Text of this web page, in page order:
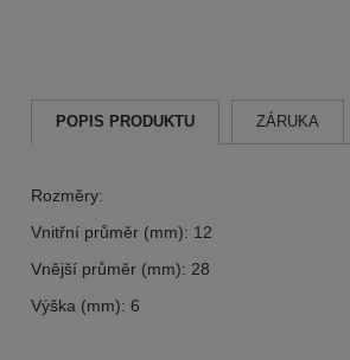
POPIS PRODUKTU ZÁRUKA
Rozměry:
Vnitřní průměr (mm): 12
Vnější průměr (mm): 28
Výška (mm): 6